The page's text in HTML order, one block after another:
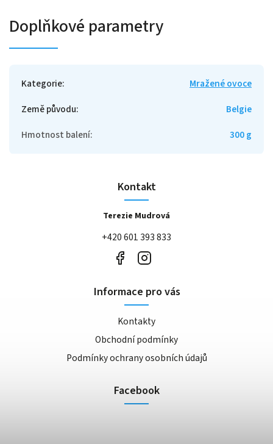
Doplňkové parametry
Kategorie:
Mražené ovoce
Země původu:
Belgie
Hmotnost balení: 300 g
Kontakt
Terezie Mudrová
+420 601 393 833
Informace pro vás
Kontakty
Obchodní podmínky
Podmínky ochrany osobních údajů
Facebook